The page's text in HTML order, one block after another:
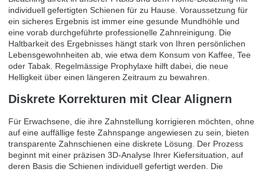
individuell gefertigten Schienen für zu Hause. Voraussetzung für
ein sicheres Ergebnis ist immer eine gesunde Mundhöhle und
eine vorab durchgeführte professionelle Zahnreinigung. Die
Haltbarkeit des Ergebnisses hängt stark von Ihren persönlichen
Lebensgewohnheiten ab, wie etwa dem Konsum von Kaffee, Tee
oder Tabak. Regelmässige Prophylaxe hilft dabei, die neue
Helligkeit über einen längeren Zeitraum zu bewahren.
Diskrete Korrekturen mit Clear Alignern
Für Erwachsene, die ihre Zahnstellung korrigieren möchten, ohne
auf eine auffällige feste Zahnspange angewiesen zu sein, bieten
transparente Zahnschienen eine diskrete Lösung. Der Prozess
beginnt mit einer präzisen 3D-Analyse Ihrer Kiefersituation, auf
deren Basis die Schienen individuell gefertigt werden. Die